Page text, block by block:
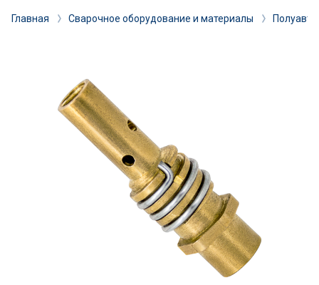
Главная Сварочное оборудование и материалы